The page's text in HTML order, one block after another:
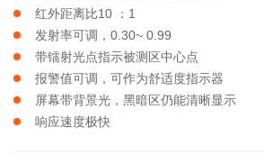
红外距离比10 ：1
发射率可调，0.30~ 0.99
带镭射光点指示被测区中心点
报警值可调，可作为舒适度指示器
屏幕带背景光，黑暗区仍能清晰显示
响应速度极快